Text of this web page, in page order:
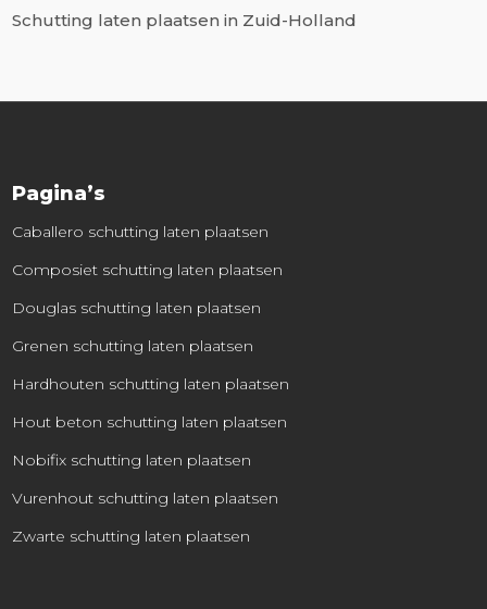
Schutting laten plaatsen in Zuid-Holland
Pagina’s
Caballero schutting laten plaatsen
Composiet schutting laten plaatsen
Douglas schutting laten plaatsen
Grenen schutting laten plaatsen
Hardhouten schutting laten plaatsen
Hout beton schutting laten plaatsen
Nobifix schutting laten plaatsen
Vurenhout schutting laten plaatsen
Zwarte schutting laten plaatsen